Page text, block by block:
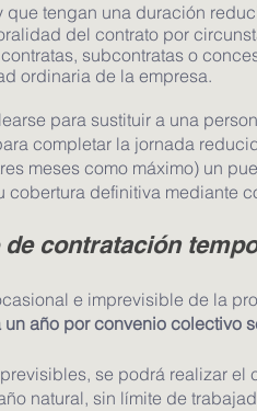
tengan una duración
del contrato por
subcontratas o
ordinaria de la empresa.
para sustituir a una
completar la jornada
meses como máximo) un
definitiva mediante
contratación
e imprevisible de la
año por convenio colectivo
se podrá realizar el
natural, sin límite de